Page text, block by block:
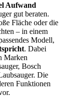
Aufwand
gut beraten.
Fläche oder die
– in einem
Modell,
. Dabei
Marken
Bosch
Die
Funktionen